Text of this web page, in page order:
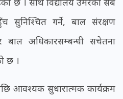
सुनिश्चित गर्ने, बाल संरक्षण
बाल अधिकारसम्बन्धी सचेतना
छ ।
आवश्यक सुधारात्मक कार्यक्रम